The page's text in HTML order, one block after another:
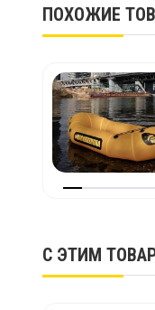
ПОХОЖИЕ
С ЭТИМ